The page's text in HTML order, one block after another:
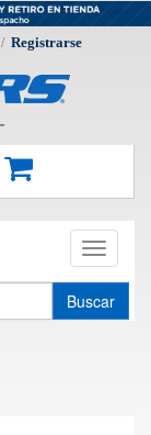
/ Registrarse
Toggle
Buscar